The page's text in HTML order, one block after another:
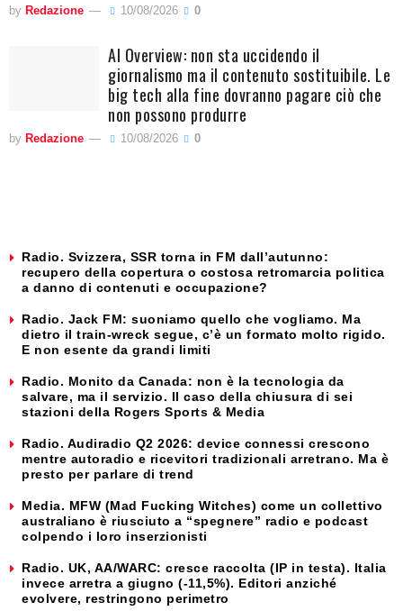
by Redazione 10/08/2026 0
AI Overview: non sta uccidendo il
giornalismo ma il contenuto sostituibile. Le
big tech alla fine dovranno pagare ciò che
non possono produrre
by Redazione 10/08/2026 0
Radio. Svizzera, SSR torna in FM dall’autunno:
recupero della copertura o costosa retromarcia politica
a danno di contenuti e occupazione?
Radio. Jack FM: suoniamo quello che vogliamo. Ma
dietro il train-wreck segue, c’è un formato molto rigido.
E non esente da grandi limiti
Radio. Monito da Canada: non è la tecnologia da
salvare, ma il servizio. Il caso della chiusura di sei
stazioni della Rogers Sports & Media
Radio. Audiradio Q2 2026: device connessi crescono
mentre autoradio e ricevitori tradizionali arretrano. Ma è
presto per parlare di trend
Media. MFW (Mad Fucking Witches) come un collettivo
australiano è riusciuto a “spegnere” radio e podcast
colpendo i loro inserzionisti
Radio. UK, AA/WARC: cresce raccolta (IP in testa). Italia
invece arretra a giugno (-11,5%). Editori anziché
evolvere, restringono perimetro